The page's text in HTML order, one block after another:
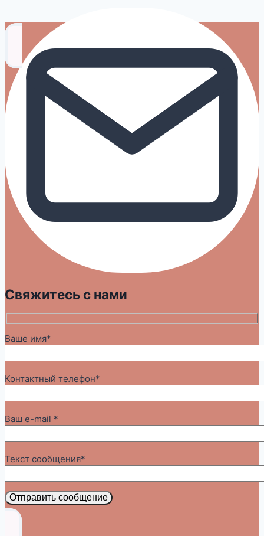
Свяжитесь с нами
Ваше имя*
Контактный телефон*
Ваш e-mail *
Текст сообщения*
Отправить сообщение